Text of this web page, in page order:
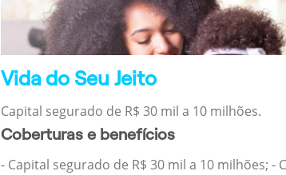
Vida do Seu Jeito
Capital segurado de R$ 30 mil a 10 milhões.
Coberturas e benefícios
- Capital segurado de R$ 30 mil a 10 milhões; -